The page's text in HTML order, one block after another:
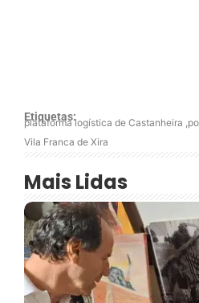
Etiquetas:
plataforma logística de Castanheira
Vila Franca de Xira
Mais Lidas